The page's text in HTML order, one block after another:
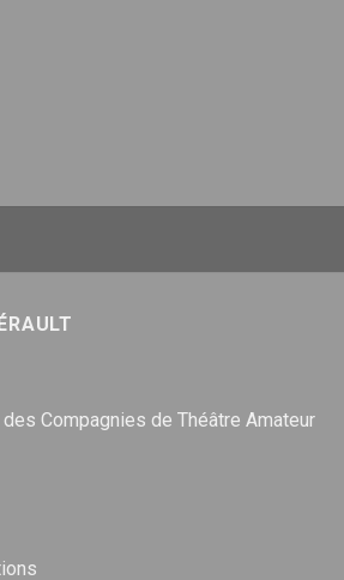
Compagnies de Théâtre Amateur